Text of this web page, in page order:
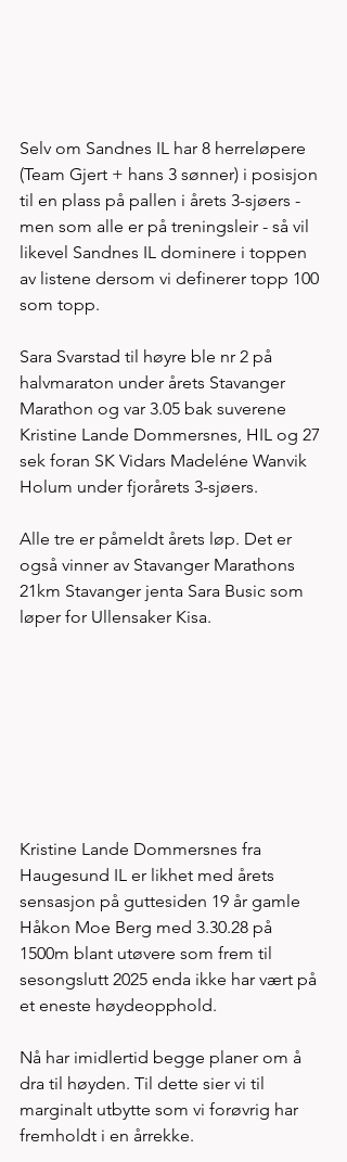
Selv om Sandnes IL har 8 herreløpere
(Team Gjert + hans 3 sønner) i posisjon
til en plass på pallen i årets 3-sjøers -
men som alle er på treningsleir - så vil
likevel Sandnes IL dominere i toppen
av listene dersom vi definerer topp 100
som topp.
Sara Svarstad til høyre ble nr 2 på
halvmaraton under årets Stavanger
Marathon og var 3.05 bak suverene
Kristine Lande Dommersnes, HIL og 27
sek foran SK Vidars Madeléne Wanvik
Holum under fjorårets 3-sjøers.
Alle tre er påmeldt årets løp. Det er
også vinner av Stavanger Marathons
21km Stavanger jenta Sara Busic som
løper for Ullensaker Kisa.
Kristine Lande Dommersnes fra
Haugesund IL er likhet med årets
sensasjon på guttesiden 19 år gamle
Håkon Moe Berg med 3.30.28 på
1500m blant utøvere som frem til
sesongslutt 2025 enda ikke har vært på
et eneste høydeopphold.
Nå har imidlertid begge planer om å
dra til høyden. Til dette sier vi til
marginalt utbytte som vi forøvrig har
fremholdt i en årrekke.